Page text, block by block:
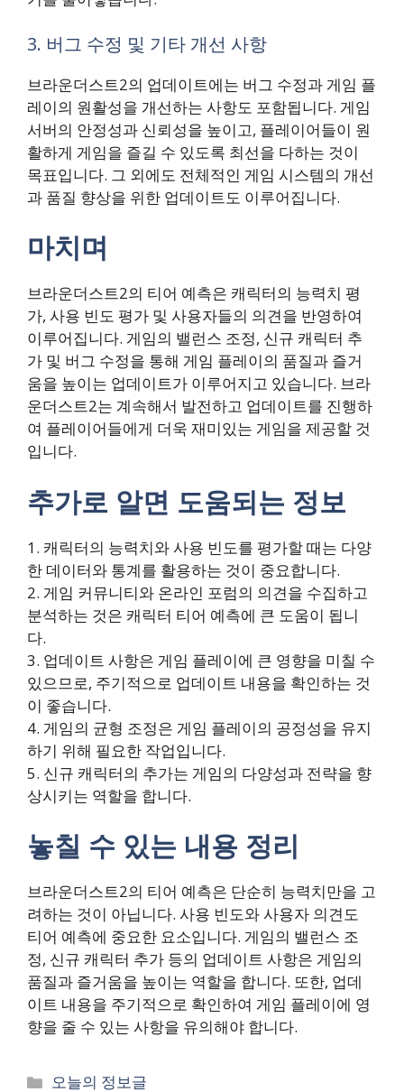
3. 버그 수정 및 기타 개선 사항
브라운더스트2의 업데이트에는 버그 수정과 게임 플
레이의 원활성을 개선하는 사항도 포함됩니다. 게임
서버의 안정성과 신뢰성을 높이고, 플레이어들이 원
활하게 게임을 즐길 수 있도록 최선을 다하는 것이
목표입니다. 그 외에도 전체적인 게임 시스템의 개선
과 품질 향상을 위한 업데이트도 이루어집니다.
마치며
브라운더스트2의 티어 예측은 캐릭터의 능력치 평
가, 사용 빈도 평가 및 사용자들의 의견을 반영하여
이루어집니다. 게임의 밸런스 조정, 신규 캐릭터 추
가 및 버그 수정을 통해 게임 플레이의 품질과 즐거
움을 높이는 업데이트가 이루어지고 있습니다. 브라
운더스트2는 계속해서 발전하고 업데이트를 진행하
여 플레이어들에게 더욱 재미있는 게임을 제공할 것
입니다.
추가로 알면 도움되는 정보
1. 캐릭터의 능력치와 사용 빈도를 평가할 때는 다양
한 데이터와 통계를 활용하는 것이 중요합니다.
2. 게임 커뮤니티와 온라인 포럼의 의견을 수집하고
분석하는 것은 캐릭터 티어 예측에 큰 도움이 됩니
다.
3. 업데이트 사항은 게임 플레이에 큰 영향을 미칠 수
있으므로, 주기적으로 업데이트 내용을 확인하는 것
이 좋습니다.
4. 게임의 균형 조정은 게임 플레이의 공정성을 유지
하기 위해 필요한 작업입니다.
5. 신규 캐릭터의 추가는 게임의 다양성과 전략을 향
상시키는 역할을 합니다.
놓칠 수 있는 내용 정리
브라운더스트2의 티어 예측은 단순히 능력치만을 고
려하는 것이 아닙니다. 사용 빈도와 사용자 의견도
티어 예측에 중요한 요소입니다. 게임의 밸런스 조
정, 신규 캐릭터 추가 등의 업데이트 사항은 게임의
품질과 즐거움을 높이는 역할을 합니다. 또한, 업데
이트 내용을 주기적으로 확인하여 게임 플레이에 영
향을 줄 수 있는 사항을 유의해야 합니다.
카
오늘의 정보글